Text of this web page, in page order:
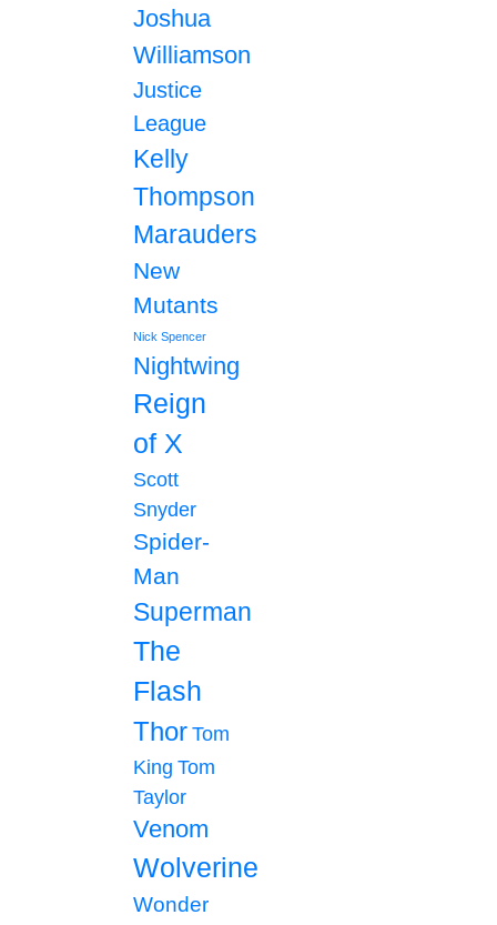
Joshua
Williamson
Justice
League
Kelly
Thompson
Marauders
New
Mutants
Nick Spencer
Nightwing
Reign
of X
Scott
Snyder
Spider-
Man
Superman
The
Flash
Thor Tom
King Tom
Taylor
Venom
Wolverine
Wonder